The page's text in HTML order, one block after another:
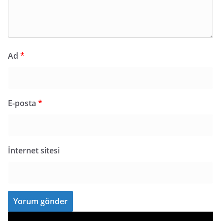
Ad *
E-posta *
İnternet sitesi